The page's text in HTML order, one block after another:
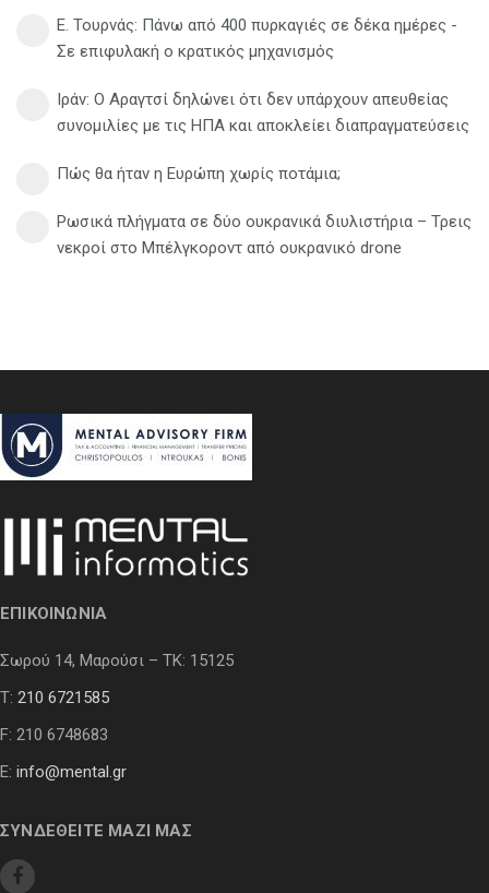
Ε. Τουρνάς: Πάνω από 400 πυρκαγιές σε δέκα ημέρες -
Σε επιφυλακή ο κρατικός μηχανισμός
Ιράν: Ο Αραγτσί δηλώνει ότι δεν υπάρχουν απευθείας
συνομιλίες με τις ΗΠΑ και αποκλείει διαπραγματεύσεις
Πώς θα ήταν η Ευρώπη χωρίς ποτάμια;
Ρωσικά πλήγματα σε δύο ουκρανικά διυλιστήρια – Τρεις
νεκροί στο Μπέλγκοροντ από ουκρανικό drone
ΕΠΙΚΟΙΝΩΝΙΑ
Σωρού 14, Μαρούσι – ΤΚ: 15125
Τ: 210 6721585
F: 210 6748683
E: info@mental.gr
ΣΥΝΔΕΘΕΙΤΕ ΜΑΖΙ ΜΑΣ